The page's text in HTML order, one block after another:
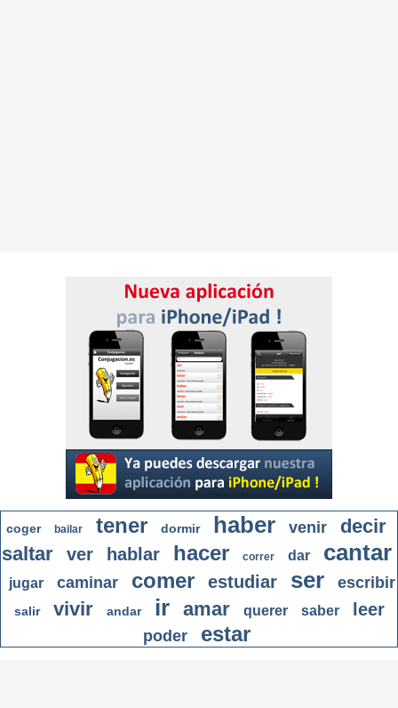
coger bailar tener dormir haber venir
decir
saltar
ver hablar hacer correr dar cantar
jugar caminar comer estudiar ser escribir
salir vivir andar ir amar querer saber leer
poder estar